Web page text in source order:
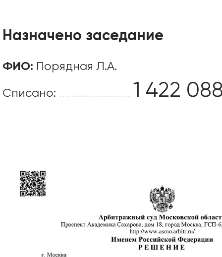
Назначено заседание
ФИО: Порядная Л.А.
Списано: ........................ 1 422